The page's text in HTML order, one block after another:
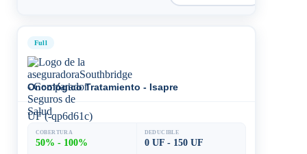
Full
Oncológico Tratamiento - Isapre
UF (-qp6d61c)
COBERTURA
50% - 100%
DEDUCIBLE
0 UF - 150 UF